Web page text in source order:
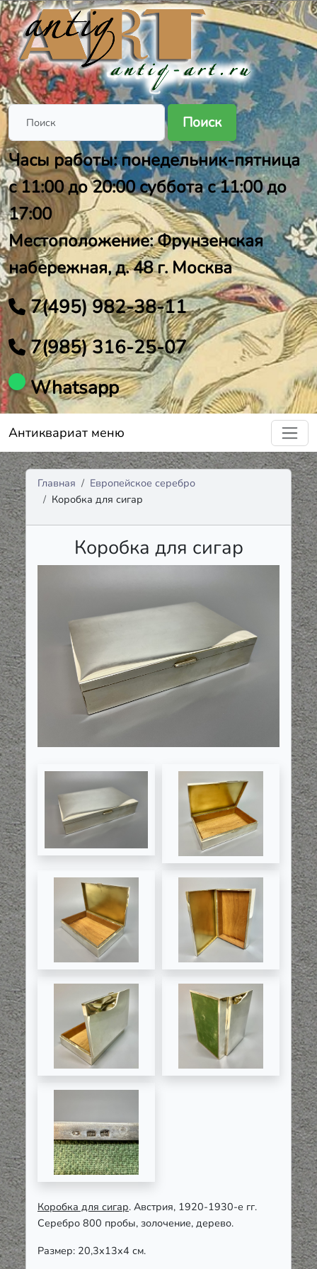
Поиск
Часы работы: понедельник-пятница
с 11:00 до 20:00 суббота с 11:00 до
17:00
Местоположение: Фрунзенская
набережная, д. 48 г. Москва
7(495) 982-38-11
7(985) 316-25-07
Whatsapp
Антиквариат меню
Главная
Европейское серебро
Коробка для сигар
Коробка для сигар
Коробка для сигар. Австрия, 1920-1930-е гг.
Серебро 800 пробы, золочение, дерево.
Размер: 20,3х13х4 см.